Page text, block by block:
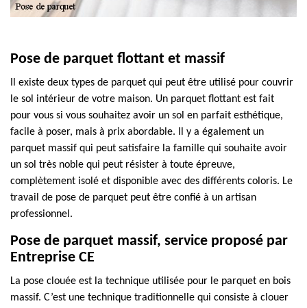
Pose de parquet flottant et massif
Il existe deux types de parquet qui peut être utilisé pour couvrir
le sol intérieur de votre maison. Un parquet flottant est fait
pour vous si vous souhaitez avoir un sol en parfait esthétique,
facile à poser, mais à prix abordable. Il y a également un
parquet massif qui peut satisfaire la famille qui souhaite avoir
un sol très noble qui peut résister à toute épreuve,
complètement isolé et disponible avec des différents coloris. Le
travail de pose de parquet peut être confié à un artisan
professionnel.
Pose de parquet massif, service proposé par
Entreprise CE
La pose clouée est la technique utilisée pour le parquet en bois
massif. C’est une technique traditionnelle qui consiste à clouer